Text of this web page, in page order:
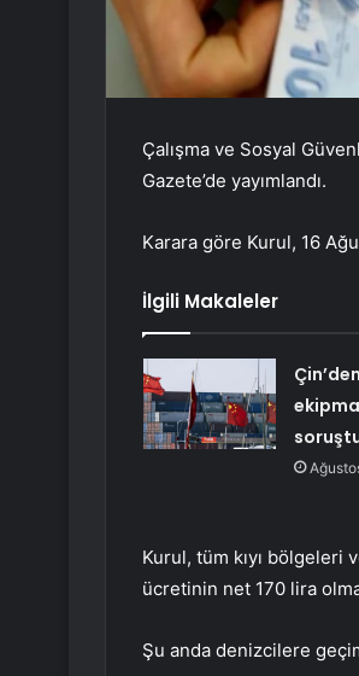
Çalışma ve Sosyal
Gazete’de yayımlandı.
Karara göre Kurul, 16
İlgili Makaleler
Kurul, tüm kıyı bölgeleri
ücretinin net 170 lira
Şu anda denizcilere